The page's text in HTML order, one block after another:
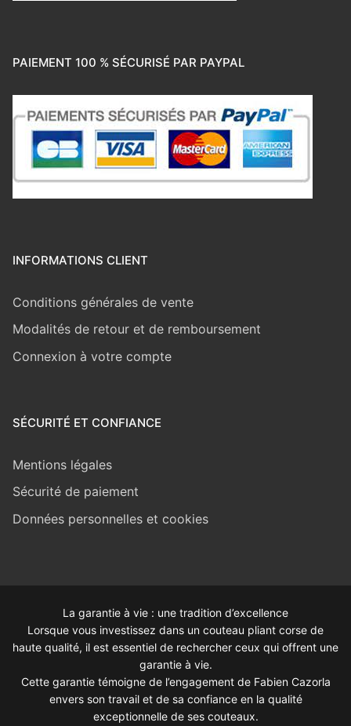
PAIEMENT 100 % SÉCURISÉ PAR PAYPAL
INFORMATIONS CLIENT
Conditions générales de vente
Modalités de retour et de remboursement
Connexion à votre compte
SÉCURITÉ ET CONFIANCE
Mentions légales
Sécurité de paiement
Données personnelles et cookies
La garantie à vie : une tradition d’excellence
Lorsque vous investissez dans un couteau pliant corse de
haute qualité, il est essentiel de rechercher ceux qui offrent une
garantie à vie.
Cette garantie témoigne de l’engagement de Fabien Cazorla
envers son travail et de sa confiance en la qualité
exceptionnelle de ses couteaux.